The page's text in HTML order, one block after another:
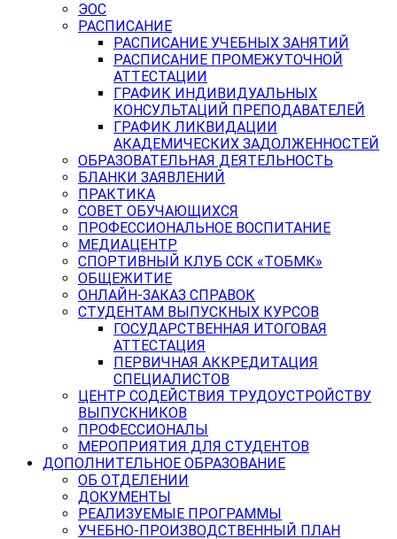
ЭОС
РАСПИСАНИЕ
РАСПИСАНИЕ УЧЕБНЫХ ЗАНЯТИЙ
РАСПИСАНИЕ ПРОМЕЖУТОЧНОЙ
АТТЕСТАЦИИ
ГРАФИК ИНДИВИДУАЛЬНЫХ
КОНСУЛЬТАЦИЙ ПРЕПОДАВАТЕЛЕЙ
ГРАФИК ЛИКВИДАЦИИ
АКАДЕМИЧЕСКИХ ЗАДОЛЖЕННОСТЕЙ
ОБРАЗОВАТЕЛЬНАЯ ДЕЯТЕЛЬНОСТЬ
БЛАНКИ ЗАЯВЛЕНИЙ
ПРАКТИКА
СОВЕТ ОБУЧАЮЩИХСЯ
ПРОФЕССИОНАЛЬНОЕ ВОСПИТАНИЕ
МЕДИАЦЕНТР
СПОРТИВНЫЙ КЛУБ ССК «ТОБМК»
ОБЩЕЖИТИЕ
ОНЛАЙН-ЗАКАЗ СПРАВОК
СТУДЕНТАМ ВЫПУСКНЫХ КУРСОВ
ГОСУДАРСТВЕННАЯ ИТОГОВАЯ
АТТЕСТАЦИЯ
ПЕРВИЧНАЯ АККРЕДИТАЦИЯ
СПЕЦИАЛИСТОВ
ЦЕНТР СОДЕЙСТВИЯ ТРУДОУСТРОЙСТВУ
ВЫПУСКНИКОВ
ПРОФЕССИОНАЛЫ
МЕРОПРИЯТИЯ ДЛЯ СТУДЕНТОВ
ДОПОЛНИТЕЛЬНОЕ ОБРАЗОВАНИЕ
ОБ ОТДЕЛЕНИИ
ДОКУМЕНТЫ
РЕАЛИЗУЕМЫЕ ПРОГРАММЫ
УЧЕБНО-ПРОИЗВОДСТВЕННЫЙ ПЛАН